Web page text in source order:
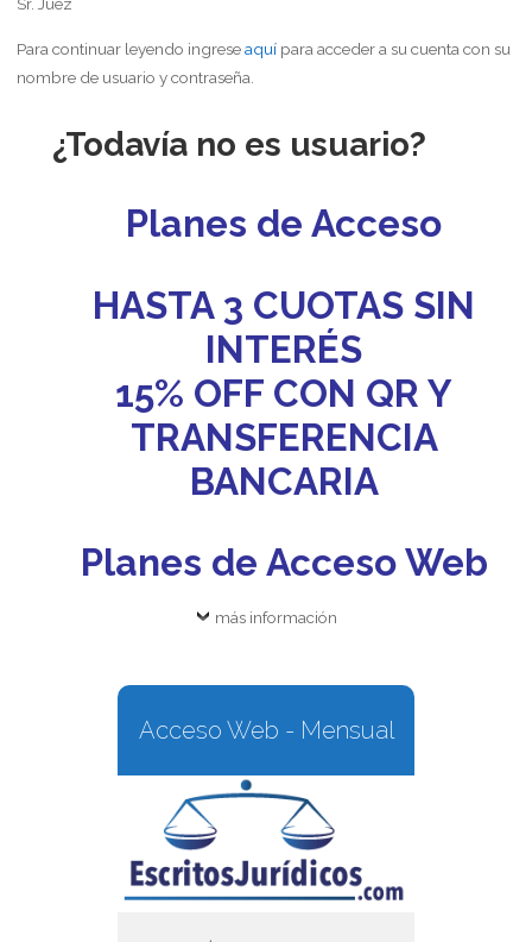
Sr. Juez
Para continuar leyendo ingreseaquípara acceder a su cuenta con su
nombre de usuario y contraseña.
¿Todavía no es usuario?
Planes de Acceso
HASTA 3 CUOTAS SIN
INTERÉS
15% OFF CON QR Y
TRANSFERENCIA
BANCARIA
Planes de Acceso Web
más información
Acceso Web - Mensual